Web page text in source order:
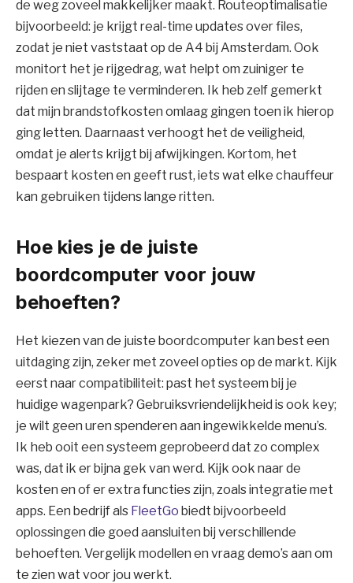
de weg zoveel makkelijker maakt. Routeoptimalisatie
bijvoorbeeld: je krijgt real-time updates over files,
zodat je niet vaststaat op de A4 bij Amsterdam. Ook
monitort het je rijgedrag, wat helpt om zuiniger te
rijden en slijtage te verminderen. Ik heb zelf gemerkt
dat mijn brandstofkosten omlaag gingen toen ik hierop
ging letten. Daarnaast verhoogt het de veiligheid,
omdat je alerts krijgt bij afwijkingen. Kortom, het
bespaart kosten en geeft rust, iets wat elke chauffeur
kan gebruiken tijdens lange ritten.
Hoe kies je de juiste
boordcomputer voor jouw
behoeften?
Het kiezen van de juiste boordcomputer kan best een
uitdaging zijn, zeker met zoveel opties op de markt. Kijk
eerst naar compatibiliteit: past het systeem bij je
huidige wagenpark? Gebruiksvriendelijkheid is ook key;
je wilt geen uren spenderen aan ingewikkelde menu’s.
Ik heb ooit een systeem geprobeerd dat zo complex
was, dat ik er bijna gek van werd. Kijk ook naar de
kosten en of er extra functies zijn, zoals integratie met
apps. Een bedrijf als FleetGo biedt bijvoorbeeld
oplossingen die goed aansluiten bij verschillende
behoeften. Vergelijk modellen en vraag demo’s aan om
te zien wat voor jou werkt.